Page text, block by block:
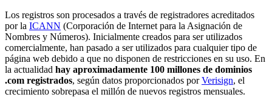
Los registros son procesados a través de registradores acreditados
por la ICANN (Corporación de Internet para la Asignación de
Nombres y Números). Inicialmente creados para ser utilizados
comercialmente, han pasado a ser utilizados para cualquier tipo de
página web debido a que no disponen de restricciones en su uso. En
la actualidad hay aproximadamente 100 millones de dominios
.com registrados, según datos proporcionados porVerisign, el
crecimiento sobrepasa el millón de nuevos registros mensuales.